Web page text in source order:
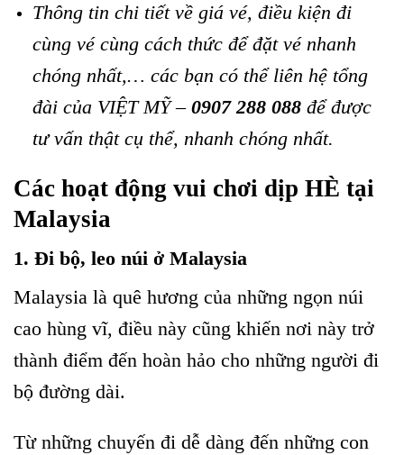
Thông tin chi tiết về giá vé, điều kiện đi
cùng vé cùng cách thức để đặt vé nhanh
chóng nhất,… các bạn có thể liên hệ tổng
đài của VIỆT MỸ – 0907 288 088để được
tư vấn thật cụ thể, nhanh chóng nhất.
Các hoạt động vui chơi dịp HÈ tại
Malaysia
1. Đi bộ, leo núi ở Malaysia
Malaysia là quê hương của những ngọn núi
cao hùng vĩ, điều này cũng khiến nơi này trở
thành điểm đến hoàn hảo cho những người đi
bộ đường dài.
Từ những chuyến đi dễ dàng đến những con